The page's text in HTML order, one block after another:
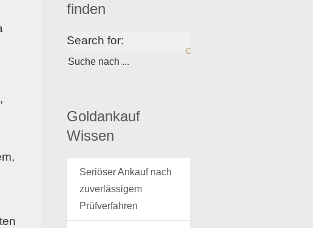
finden
Search for:
Goldankauf
Wissen
Seriöser Ankauf nach
zuverlässigem
Prüfverfahren